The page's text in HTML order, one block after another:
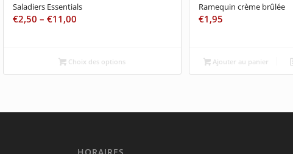
Saladiers Essentials
€2,50 – €11,00
Choix des options
Ramequin crème brûlée
€1,95
Ajouter au panier